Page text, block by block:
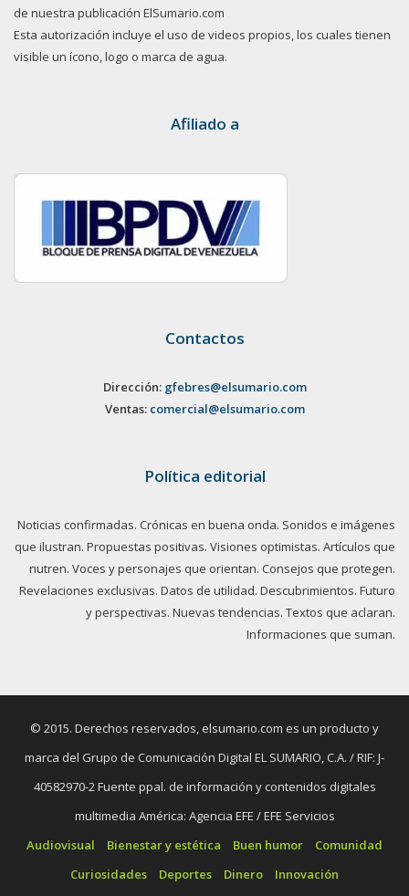
de nuestra publicación ElSumario.com
Esta autorización incluye el uso de videos propios, los cuales tienen
visible un ícono, logo o marca de agua.
Afiliado a
Contactos
Dirección: gfebres@elsumario.com
Ventas: comercial@elsumario.com
Política editorial
Noticias confirmadas. Crónicas en buena onda. Sonidos e imágenes
que ilustran. Propuestas positivas. Visiones optimistas. Artículos que
nutren. Voces y personajes que orientan. Consejos que protegen.
Revelaciones exclusivas. Datos de utilidad. Descubrimientos. Futuro
y perspectivas. Nuevas tendencias. Textos que aclaran.
Informaciones que suman.
© 2015. Derechos reservados, elsumario.com es un producto y
marca del Grupo de Comunicación Digital EL SUMARIO, C.A. / RIF: J-
40582970-2 Fuente ppal. de información y contenidos digitales
multimedia América: Agencia EFE / EFE Servicios
Audiovisual
Bienestar y estética Buen humor
Comunidad
Curiosidades
Deportes Dinero
Innovación